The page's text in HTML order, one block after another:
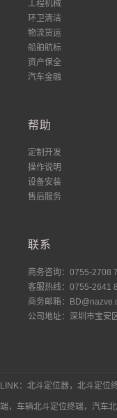
工程机械
环卫清洁
物流货运
船舶航标
资产保全
汽车金融
帮助
定制开发
操作说明
设备安装
售后服务
联系
商务咨询：0755-2708
客服热线：0755-2641
商务邮箱：
公司地址：深圳市宝安
LINK：北斗定位器，北斗定位
端，车辆北斗定位终端，汽车